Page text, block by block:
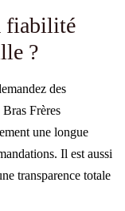
fiabilité
?
des
Frères
une longue
Il est aussi
transparence totale